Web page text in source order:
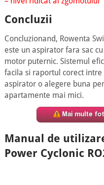
Concluzii
Concluzionand, Rowenta
este un aspirator fara sac
motor puternic. Sistemul
facila si raportul corect
aspirator o alegere buna
apartamente mai mici.
Manual de
Power Cyclonic